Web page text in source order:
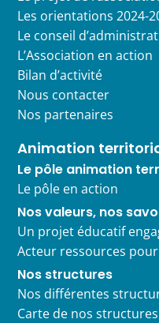
Les orientations 2024-
Le conseil
L’Association en action
Bilan d’activité
Nous contacter
Nos partenaires
Animation
Le pôle animation
Le pôle en action
Nos valeurs, nos
Un projet éducatif
Acteur ressources
Nos structures
Nos différentes
Carte de nos structures